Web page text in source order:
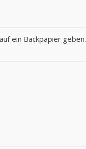
ein Backpapier geben.